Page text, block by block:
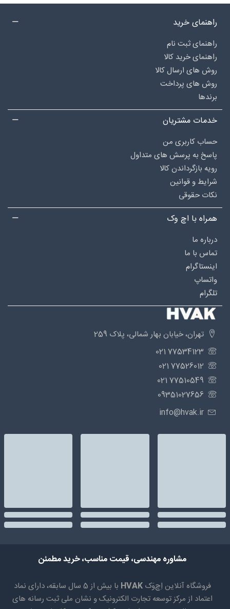
راهنمای خرید
راهنمای ثبت نام
راهنمای خرید کالا
روش های ارسال کالا
روش های پرداخت
برندها
خدمات مشتریان
حساب کاربری من
پاسخ به پرسش های متداول
رویه بازگرداندن کالا
شرایط و قوانین
نکات حقوقی
همراه با اچ وک
درباره‌ ما
تماس با ما
اینستاگرام
واتساپ
تلگرام
تهران، خیابان بهار شمالی، پلاک 259
77534123 021
77526012 021
77510549 021
09351027656
info@hvak.ir
مشاوره مهندسی، قیمت مناسب، خرید مطمئن
فروشگاه آنلاین اِچ‌وَک HVAK
با بیش از 5 سال سابقه، دارای نماد
اعتماد از مرکز توسعه تجارت الکترونیک و نشان ملی ثبت رسانه های